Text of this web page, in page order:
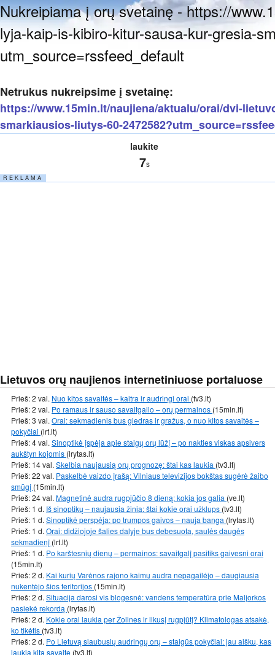
Nukreipiama į orų svetainę - https://
lyja-kaip-is-kibiro-kitur-sausa-kur-gresia-
utm_source=rssfeed_default
Netrukus nukreipsime į svetainę:
https://www.15min.lt/naujiena/aktualu/orai/dvi-
smarkiausios-liutys-60-
laukite
7s
R E K L A M A
Lietuvos orų naujienos internetiniuose portaluose
Prieš: 2 val. Nuo kitos savaitės – kaitra ir audringi orai (tv3.lt)
Prieš: 2 val. Po ramaus ir sauso savaitgalio – orų permainos (15min.lt)
Prieš: 3 val. Orai: sekmadienis bus giedras ir gražus, o nuo kitos savaitės –
pokyčiai (lrt.lt)
Prieš: 4 val. Sinoptikė įspėja apie staigų orų lūžį – po nakties viskas apsivers
aukštyn kojomis (lrytas.lt)
Prieš: 14 val. Skelbia naujausią orų prognozę: štai kas laukia (tv3.lt)
Prieš: 22 val. Paskelbė vaizdo įrašą: Vilniaus televizijos bokštas sugėrė žaibo
smūgį (15min.lt)
Prieš: 24 val. Magnetinė audra rugpjūčio 8 dieną: kokia jos galia (ve.lt)
Prieš: 1 d. Iš sinoptikų – naujausia žinia: štai kokie orai užklups (tv3.lt)
Prieš: 1 d. Sinoptikė perspėja: po trumpos gaivos – nauja banga (lrytas.lt)
Prieš: 1 d. Orai: didžiojoje šalies dalyje bus debesuota, saulės daugės
sekmadienį (lrt.lt)
Prieš: 1 d. Po karštesnių dienų – permainos: savaitgalį pasitiks gaivesni orai
(15min.lt)
Prieš: 2 d. Kai kurių Varėnos rajono kaimų audra nepagailėjo – daugiausia
nukentėjo šios teritorijos (15min.lt)
Prieš: 2 d. Situacija darosi vis blogesnė: vandens temperatūra prie Maljorkos
pasiekė rekordą (lrytas.lt)
Prieš: 2 d. Kokie orai laukia per Žolines ir likusį rugpjūtį? Klimatologas atsakė,
ko tikėtis (tv3.lt)
Prieš: 2 d. Po Lietuvą siaubusių audringų orų – staigūs pokyčiai: jau aišku, kas
laukia kitą savaitę (tv3.lt)